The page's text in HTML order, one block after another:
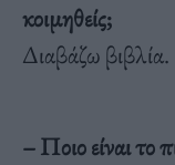
κοιμηθείς;
Διαβάζω βιβλία.
– Ποιο είναι το